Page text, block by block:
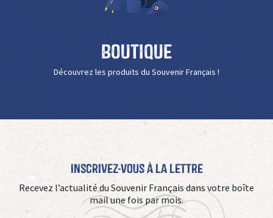
Boutique
Découvrez les produits du Souvenir Français !
Inscrivez-vous à La Lettre
Recevez l’actualité du Souvenir Français dans votre boîte
mail une fois par mois.